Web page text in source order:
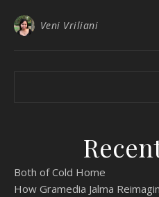
Veni Vriliani
Both of Cold Home
How Gramedia Jalma